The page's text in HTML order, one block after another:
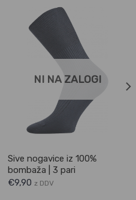
NI NA ZALOGI
Sive nogavice iz 100%
bombaža | 3 pari
€9,90 z DDV